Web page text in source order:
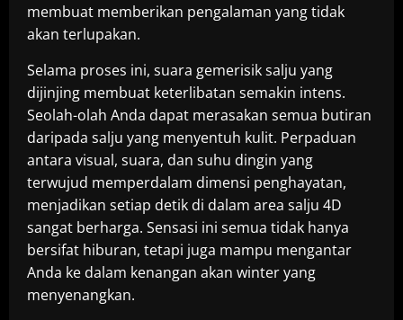
membuat memberikan pengalaman yang tidak
akan terlupakan.
Selama proses ini, suara gemerisik salju yang
dijinjing membuat keterlibatan semakin intens.
Seolah-olah Anda dapat merasakan semua butiran
daripada salju yang menyentuh kulit. Perpaduan
antara visual, suara, dan suhu dingin yang
terwujud memperdalam dimensi penghayatan,
menjadikan setiap detik di dalam area salju 4D
sangat berharga. Sensasi ini semua tidak hanya
bersifat hiburan, tetapi juga mampu mengantar
Anda ke dalam kenangan akan winter yang
menyenangkan.